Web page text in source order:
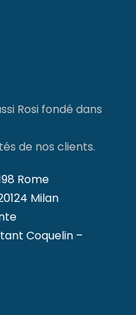
Rosi fondé dans
de nos clients.
Rome
Milan
Coquelin –